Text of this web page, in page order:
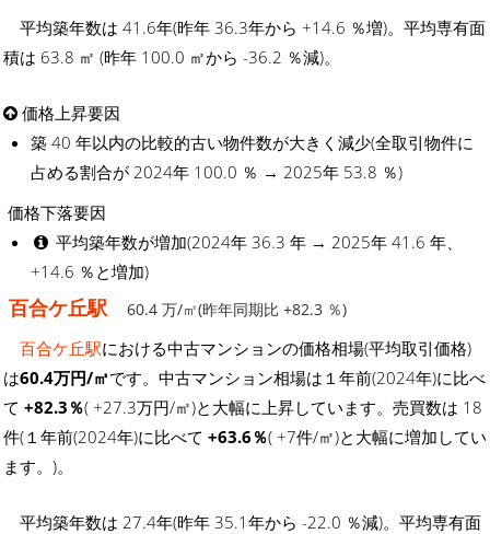
平均築年数は 41.6年(昨年 36.3年から +14.6 ％増)。平均専有面
積は 63.8 ㎡ (昨年 100.0 ㎡から -36.2 ％減)。
価格上昇要因
築 40 年以内の比較的古い物件数が大きく減少(全取引物件に
占める割合が 2024年 100.0 ％ → 2025年 53.8 ％)
価格下落要因
平均築年数が増加(2024年 36.3 年 → 2025年 41.6 年、
+14.6 ％と増加)
百合ケ丘駅 60.4 万/㎡(昨年同期比 +82.3 ％)
百合ケ丘駅における中古マンションの価格相場(平均取引価格)
は60.4万円/㎡です。中古マンション相場は１年前(2024年)に比べ
て +82.3％( +27.3万円/㎡)と大幅に上昇しています。売買数は 18
件(１年前(2024年)に比べて +63.6％( +7件/㎡)と大幅に増加してい
ます。)。
平均築年数は 27.4年(昨年 35.1年から -22.0 ％減)。平均専有面